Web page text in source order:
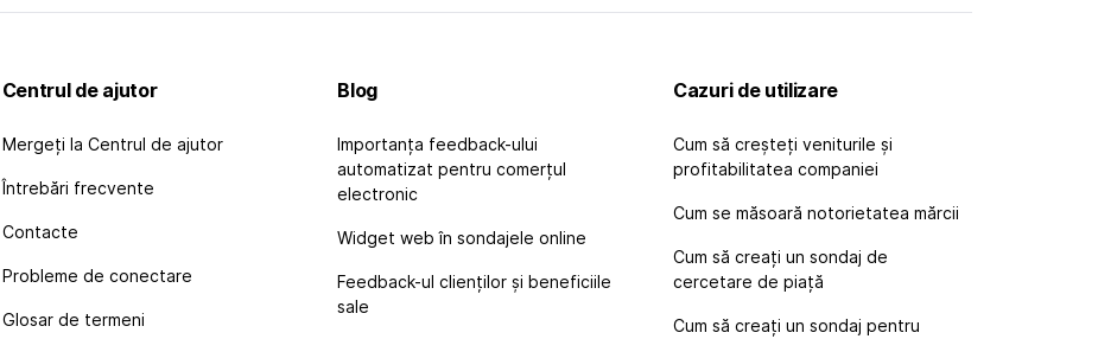
Centrul de ajutor
Mergeți la Centrul de ajutor
Întrebări frecvente
Contacte
Probleme de conectare
Glosar de termeni
Blog
Importanța feedback-ului
automatizat pentru comerțul
electronic
Widget web în sondajele online
Feedback-ul clienților și beneficiile
sale
Cazuri de utilizare
Cum să creșteți veniturile și
profitabilitatea companiei
Cum se măsoară notorietatea mărcii
Cum să creați un sondaj de
cercetare de piață
Cum să creați un sondaj pentru